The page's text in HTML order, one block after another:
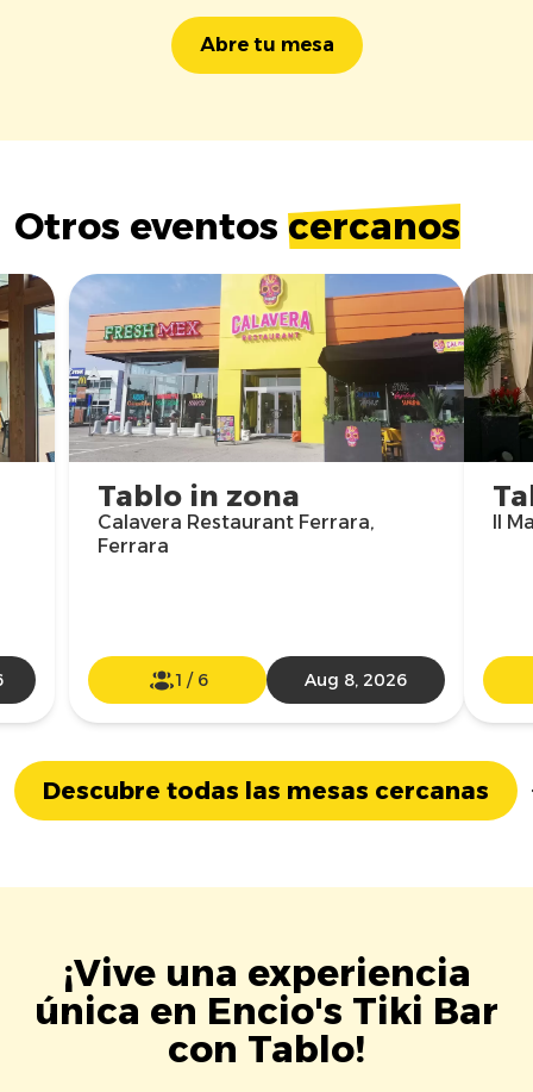
Abre tu mesa
Otros eventos cercanos
Tablo in zona
Calavera Restaurant Ferrara,
Ferrara
1 / 6 Aug 8, 2026
Il
Descubre todas las mesas cercanas
¡Vive una experiencia
única en Encio's Tiki Bar
con Tablo!